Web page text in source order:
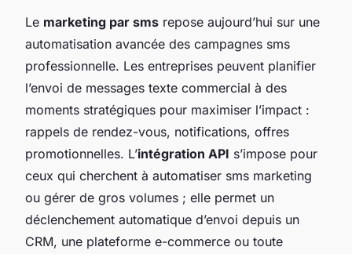
Le marketing par sms repose aujourd’hui sur une
automatisation avancée des campagnes sms
professionnelle. Les entreprises peuvent planifier
l’envoi de messages texte commercial à des
moments stratégiques pour maximiser l’impact :
rappels de rendez-vous, notifications, offres
promotionnelles. L’intégration API s’impose pour
ceux qui cherchent à automatiser sms marketing
ou gérer de gros volumes ; elle permet un
déclenchement automatique d’envoi depuis un
CRM, une plateforme e-commerce ou toute